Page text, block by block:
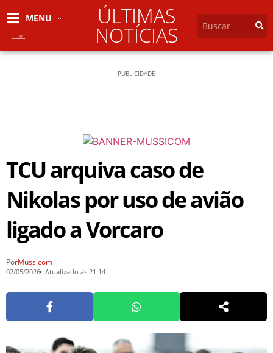
MENU ÚLTIMAS
NOTÍCIAS
PUBLICIDADE
TCU arquiva caso de
Nikolas por uso de avião
ligado a Vorcaro
PorMussicom
02/05/2026 Atualizado às 21:14